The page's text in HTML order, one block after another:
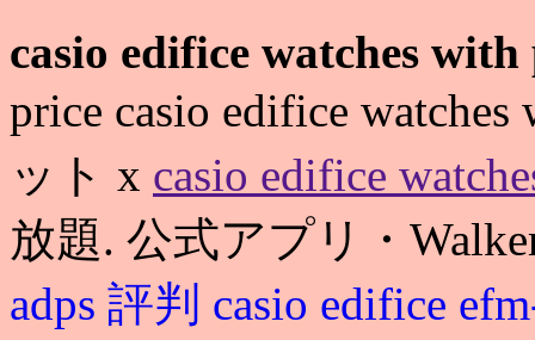
casio edifice watches with
price casio edifice
ット x casio edifice
放題. 公式アプリ・
adps 評判 casio edifice